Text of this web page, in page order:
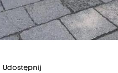
Udostępnij